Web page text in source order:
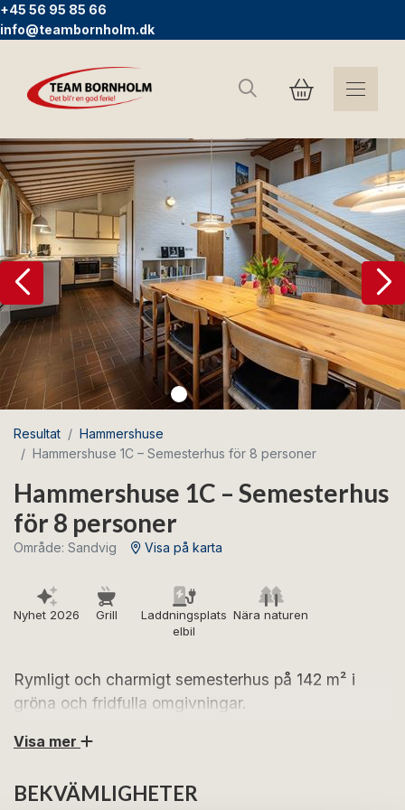
+45 56 95 85 66
info@teambornholm.dk
Sök
Resultat
Hammershuse
Hammershuse 1C – Semesterhus för 8 personer
Hammershuse 1C – Semesterhus
för 8 personer
Område: Sandvig Visa på karta
Nyhet 2026 Grill
Laddningsplats
elbil
Nära naturen
Rymligt och charmigt semesterhus på 142 m² i
gröna och fridfulla omgivningar.
Se fram emot avkopplande semesterdagar på norra
gott om plats, grön trädgård och vackert läge i lugna
Visa mer
BEKVÄMLIGHETER